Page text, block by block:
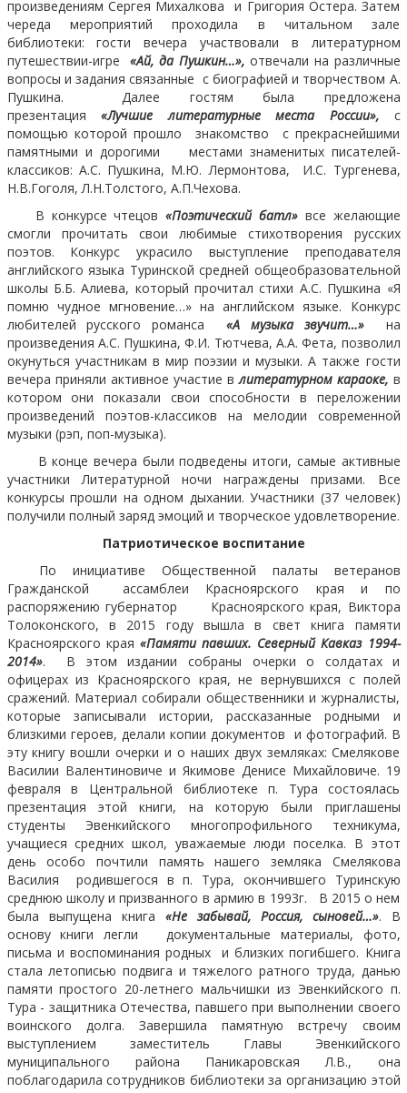
произведениям Сергея Михалкова и Григория Остера. Затем
череда мероприятий проходила в читальном зале
библиотеки: гости вечера участвовали в литературном
путешествии-игре «Ай, да Пушкин…», отвечали на различные
вопросы и задания связанные с биографией и творчеством А.
Пушкина. Далее гостям была предложена
презентация «Лучшие литературные места России»,
с
помощью которой прошло знакомство с прекраснейшими
памятными и дорогими местами знаменитых писателей-
классиков: А.С. Пушкина, М.Ю. Лермонтова, И.С. Тургенева,
Н.В.Гоголя, Л.Н.Толстого, А.П.Чехова.
В конкурсе чтецов «Поэтический батл» все желающие
смогли прочитать свои любимые стихотворения русских
поэтов. Конкурс украсило выступление преподавателя
английского языка Туринской средней общеобразовательной
школы Б.Б. Алиева, который прочитал стихи А.С. Пушкина «Я
помню чудное мгновение…» на английском языке. Конкурс
любителей русского романса «А музыка звучит…»
на
произведения А.С. Пушкина, Ф.И. Тютчева, А.А. Фета, позволил
окунуться участникам в мир поэзии и музыки. А также гости
вечера приняли активное участие влитературном караоке, в
котором они показали свои способности в переложении
произведений поэтов-классиков на мелодии современной
музыки (рэп, поп-музыка).
В конце вечера были подведены итоги, самые активные
участники Литературной ночи награждены призами. Все
конкурсы прошли на одном дыхании. Участники (37 человек)
получили полный заряд эмоций и творческое удовлетворение.
Патриотическое воспитание
По инициативе Общественной палаты ветеранов
Гражданской ассамблеи Красноярского края и по
распоряжению губернатор Красноярского края, Виктора
Толоконского, в 2015 году вышла в свет книга памяти
Красноярского края «Памяти павших. Северный Кавказ 1994-
2014». В этом издании собраны очерки о солдатах и
офицерах из Красноярского края, не вернувшихся с полей
сражений. Материал собирали общественники и журналисты,
которые записывали истории, рассказанные родными и
близкими героев, делали копии документов и фотографий. В
эту книгу вошли очерки и о наших двух земляках: Смелякове
Василии Валентиновиче и Якимове Денисе Михайловиче. 19
февраля в Центральной библиотеке п. Тура состоялась
презентация этой книги, на которую были приглашены
студенты Эвенкийского многопрофильного техникума,
учащиеся средних школ, уважаемые люди поселка. В этот
день особо почтили память нашего земляка Смелякова
Василия родившегося в п. Тура, окончившего Туринскую
среднюю школу и призванного в армию в 1993г. В 2015 о нем
была выпущена книга «Не забывай, Россия, сыновей…». В
основу книги легли документальные материалы, фото,
письма и воспоминания родных и близких погибшего. Книга
стала летописью подвига и тяжелого ратного труда, данью
памяти простого 20-летнего мальчишки из Эвенкийского п.
Тура - защитника Отечества, павшего при выполнении своего
воинского долга. Завершила памятную встречу своим
выступлением заместитель Главы Эвенкийского
муниципального района Паникаровская Л.В., она
поблагодарила сотрудников библиотеки за организацию этой